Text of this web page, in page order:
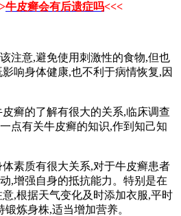
牛皮癣会有后遗症吗<<<
注意,避免使用刺激性的食物,但也
响身体健康,也不利于病情恢复,因
癣的了解有很大的关系,临床调查
点有关牛皮癣的知识,作到知己知
素质有很大关系,对于牛皮癣患者
,增强自身的抵抗能力。特别是在
,根据天气变化及时添加衣服,平时
炼身株,适当增加营养。